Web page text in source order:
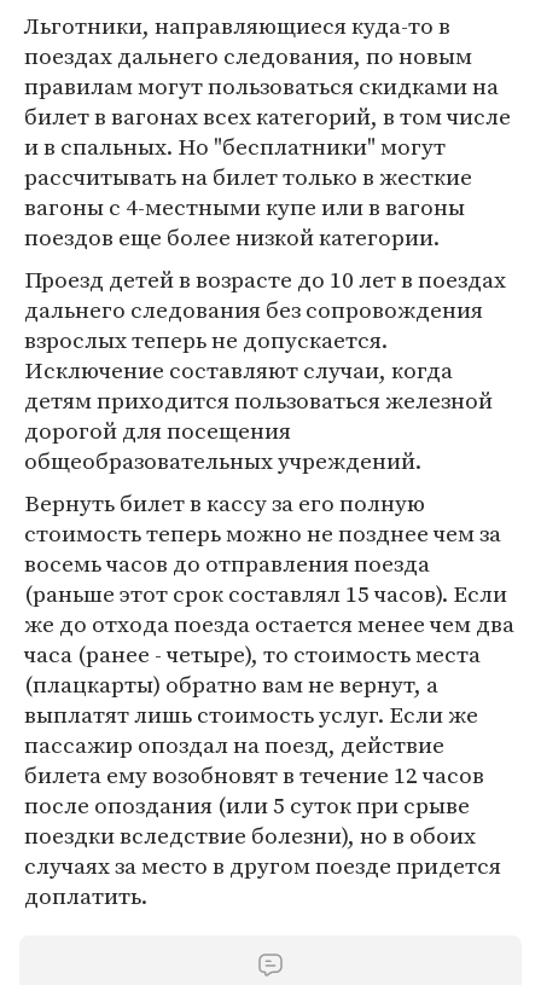
Льготники, направляющиеся куда-то в
поездах дальнего следования, по новым
правилам могут пользоваться скидками на
билет в вагонах всех категорий, в том числе
и в спальных. Но "бесплатники" могут
рассчитывать на билет только в жесткие
вагоны с 4-местными купе или в вагоны
поездов еще более низкой категории.
Проезд детей в возрасте до 10 лет в поездах
дальнего следования без сопровождения
взрослых теперь не допускается.
Исключение составляют случаи, когда
детям приходится пользоваться железной
дорогой для посещения
общеобразовательных учреждений.
Вернуть билет в кассу за его полную
стоимость теперь можно не позднее чем за
восемь часов до отправления поезда
(раньше этот срок составлял 15 часов). Если
же до отхода поезда остается менее чем два
часа (ранее - четыре), то стоимость места
(плацкарты) обратно вам не вернут, а
выплатят лишь стоимость услуг. Если же
пассажир опоздал на поезд, действие
билета ему возобновят в течение 12 часов
после опоздания (или 5 суток при срыве
поездки вследствие болезни), но в обоих
случаях за место в другом поезде придется
доплатить.